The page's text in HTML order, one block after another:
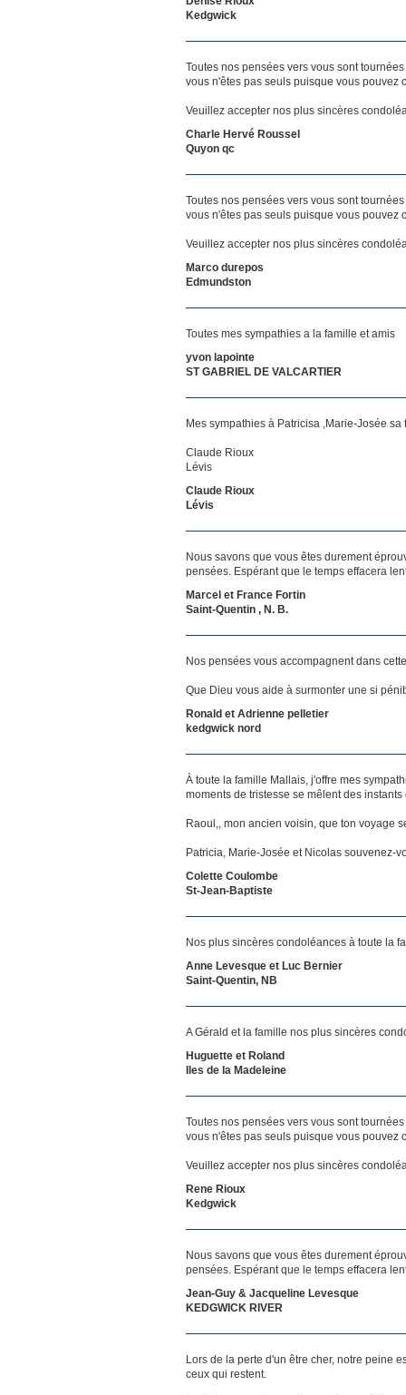
Kedgwick
Toutes nos pensées vers vous sont
vous n'êtes pas seuls puisque vous pouvez
Veuillez accepter nos plus sincères
Charle Hervé Roussel
Quyon qc
Toutes nos pensées vers vous sont
vous n'êtes pas seuls puisque vous pouvez
Veuillez accepter nos plus sincères
Marco durepos
Edmundston
Toutes mes sympathies a la famille et amis
yvon lapointe
ST GABRIEL DE VALCARTIER
Mes sympathies à Patricisa ,Marie-Josée
Claude Rioux
Lévis
Claude Rioux
Lévis
Nous savons que vous êtes durement
pensées. Espérant que le temps effacera
Marcel et France Fortin
Saint-Quentin , N. B.
Nos pensées vous accompagnent dans
Que Dieu vous aide à surmonter une si
Ronald et Adrienne pelletier
kedgwick nord
À toute la famille Mallais, j'offre mes
moments de tristesse se mêlent des
Raoul,, mon ancien voisin, que ton voyage
Patricia, Marie-Josée et Nicolas souvenez-
Colette Coulombe
St-Jean-Baptiste
Nos plus sincères condoléances à toute la
Anne Levesque et Luc Bernier
Saint-Quentin, NB
A Gérald et la famille nos plus sincères
Huguette et Roland
Iles de la Madeleine
Toutes nos pensées vers vous sont
vous n'êtes pas seuls puisque vous pouvez
Veuillez accepter nos plus sincères
Rene Rioux
Kedgwick
Nous savons que vous êtes durement
pensées. Espérant que le temps effacera
Jean-Guy & Jacqueline Levesque
KEDGWICK RIVER
Lors de la perte d'un être cher, notre peine
ceux qui restent.